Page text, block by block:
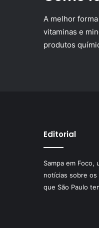
A melhor
vitaminas e
produtos
Editorial
Sampa em Foco,
notícias sobre os
que São Paulo